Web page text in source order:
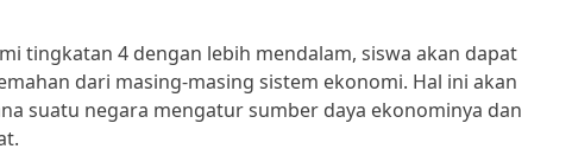
tingkatan 4 dengan lebih mendalam, siswa akan dapat
dari masing-masing sistem ekonomi. Hal ini akan
suatu negara mengatur sumber daya ekonominya dan